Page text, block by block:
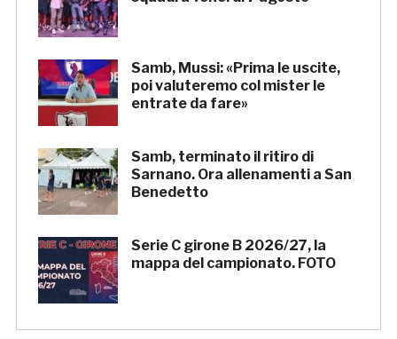
Samb, Mussi: «Prima le uscite,
poi valuteremo col mister le
entrate da fare»
Samb, terminato il ritiro di
Sarnano. Ora allenamenti a San
Benedetto
Serie C girone B 2026/27, la
mappa del campionato. FOTO